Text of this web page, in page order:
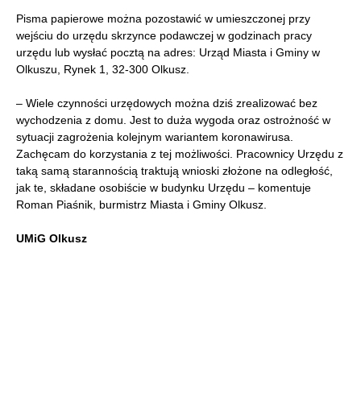
Pisma papierowe można pozostawić w umieszczonej przy
wejściu do urzędu skrzynce podawczej w godzinach pracy
urzędu lub wysłać pocztą na adres: Urząd Miasta i Gminy w
Olkuszu, Rynek 1, 32-300 Olkusz.
– Wiele czynności urzędowych można dziś zrealizować bez
wychodzenia z domu. Jest to duża wygoda oraz ostrożność w
sytuacji zagrożenia kolejnym wariantem koronawirusa.
Zachęcam do korzystania z tej możliwości. Pracownicy Urzędu z
taką samą starannością traktują wnioski złożone na odległość,
jak te, składane osobiście w budynku Urzędu – komentuje
Roman Piaśnik, burmistrz Miasta i Gminy Olkusz.
UMiG Olkusz